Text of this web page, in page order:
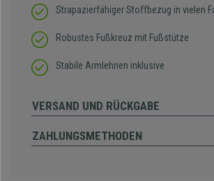
Strapazierfähiger Stoffbezug in vielen
Robustes Fußkreuz mit Fußstütze
Stabile Armlehnen inklusive
VERSAND UND RÜCKGABE
ZAHLUNGSMETHODEN